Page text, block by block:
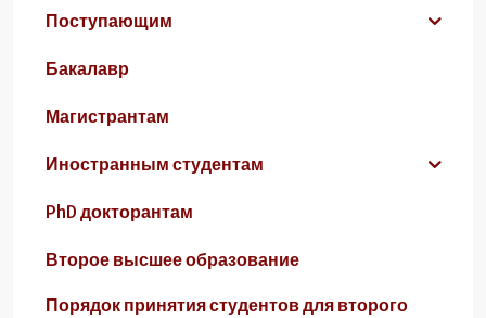
Поступающим
Бакалавр
Магистрантам
Иностранным студентам
PhD докторантам
Второе высшее образование
Порядок принятия студентов для второго